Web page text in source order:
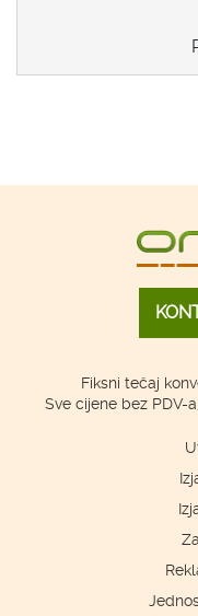
Fiksni tečaj
Sve cijene bez PDV-